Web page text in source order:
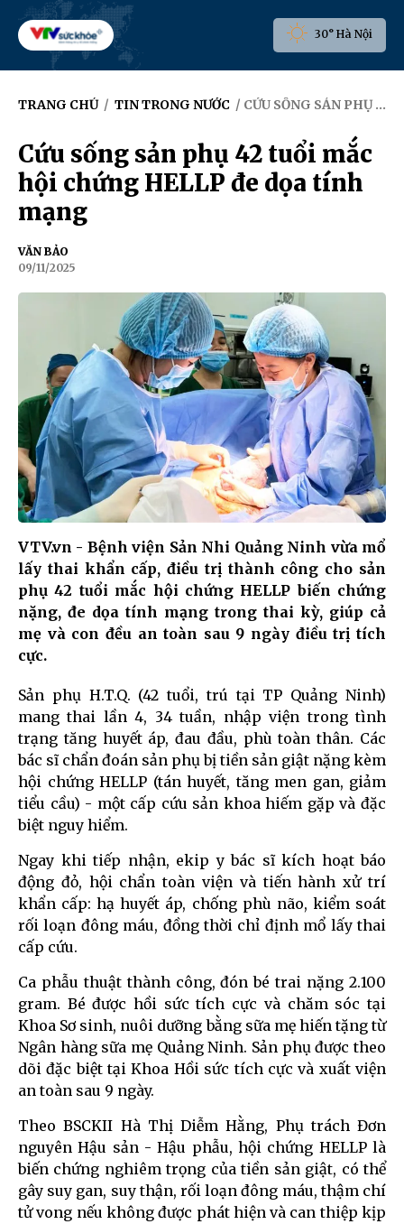
30° Hà Nội
TRANG CHỦ / TIN TRONG NƯỚC / CỨU SỐNG SẢN PHỤ 42 TUỔI MẮC HỘI CHỨNG HELLP ĐE DỌA TÍNH MẠNG
Cứu sống sản phụ 42 tuổi mắc
hội chứng HELLP đe dọa tính
mạng
VĂN BẢO
09/11/2025
VTV.vn - Bệnh viện Sản Nhi Quảng Ninh vừa mổ
lấy thai khẩn cấp, điều trị thành công cho sản
phụ 42 tuổi mắc hội chứng HELLP biến chứng
nặng, đe dọa tính mạng trong thai kỳ, giúp cả
mẹ và con đều an toàn sau 9 ngày điều trị tích
cực.
Sản phụ H.T.Q. (42 tuổi, trú tại TP Quảng Ninh)
mang thai lần 4, 34 tuần, nhập viện trong tình
trạng tăng huyết áp, đau đầu, phù toàn thân. Các
bác sĩ chẩn đoán sản phụ bị tiền sản giật nặng kèm
hội chứng HELLP (tán huyết, tăng men gan, giảm
tiểu cầu) - một cấp cứu sản khoa hiếm gặp và đặc
biệt nguy hiểm.
Ngay khi tiếp nhận, ekip y bác sĩ kích hoạt báo
động đỏ, hội chẩn toàn viện và tiến hành xử trí
khẩn cấp: hạ huyết áp, chống phù não, kiểm soát
rối loạn đông máu, đồng thời chỉ định mổ lấy thai
cấp cứu.
Ca phẫu thuật thành công, đón bé trai nặng 2.100
gram. Bé được hồi sức tích cực và chăm sóc tại
Khoa Sơ sinh, nuôi dưỡng bằng sữa mẹ hiến tặng từ
Ngân hàng sữa mẹ Quảng Ninh. Sản phụ được theo
dõi đặc biệt tại Khoa Hồi sức tích cực và xuất viện
an toàn sau 9 ngày.
Theo BSCKII Hà Thị Diễm Hằng, Phụ trách Đơn
nguyên Hậu sản - Hậu phẫu, hội chứng HELLP là
biến chứng nghiêm trọng của tiền sản giật, có thể
gây suy gan, suy thận, rối loạn đông máu, thậm chí
tử vong nếu không được phát hiện và can thiệp kịp